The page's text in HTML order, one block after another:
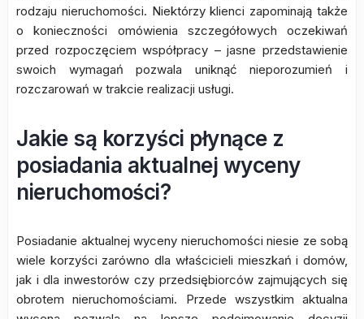
rodzaju nieruchomości. Niektórzy klienci zapominają także
o konieczności omówienia szczegółowych oczekiwań
przed rozpoczęciem współpracy – jasne przedstawienie
swoich wymagań pozwala uniknąć nieporozumień i
rozczarowań w trakcie realizacji usługi.
Jakie są korzyści płynące z
posiadania aktualnej wyceny
nieruchomości?
Posiadanie aktualnej wyceny nieruchomości niesie ze sobą
wiele korzyści zarówno dla właścicieli mieszkań i domów,
jak i dla inwestorów czy przedsiębiorców zajmujących się
obrotem nieruchomościami. Przede wszystkim aktualna